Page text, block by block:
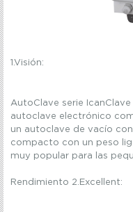
1.Visión:
AutoClave serie IcanClave
autoclave electrónico
un autoclave de vacío
compacto con un peso
muy popular para las
Rendimiento 2.Excellent: